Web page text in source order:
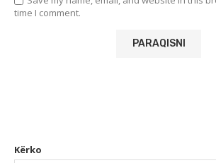
time I comment.
Kërko